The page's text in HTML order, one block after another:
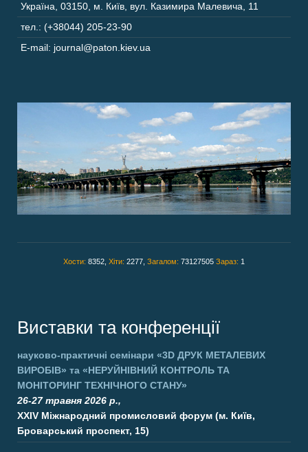
Україна 03150 м. Київ, вул. Казимира Малевича, 11
тел.: (+38044) 205-23-90
E-mail: journal@paton.kiev.ua
Хости: 8352, Хіти: 2277, Загалом: 73127505 Зараз: 1
Виставки та конференції
науково-практичні семінари «3D ДРУК МЕТАЛЕВИХ
ВИРОБІВ» та «НЕРУЙНІВНИЙ КОНТРОЛЬ ТА
МОНІТОРИНГ ТЕХНІЧНОГО СТАНУ»
26-27 травня 2026 р.,
XXIV Міжнародний промисловий форум (м. Київ,
Броварський проспект, 15)